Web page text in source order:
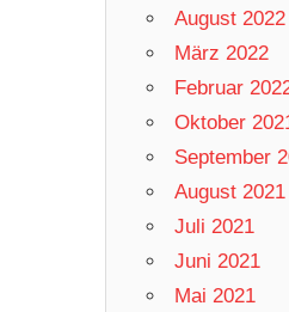
August 2022
März 2022
Februar
Oktober
September
August 2021
Juli 2021
Juni 2021
Mai 2021